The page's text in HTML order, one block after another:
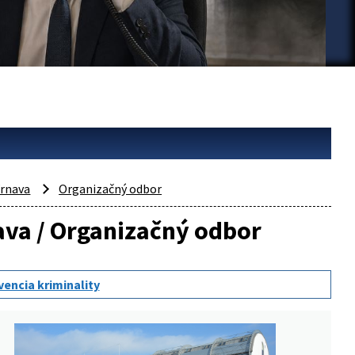
Organizačný odbor
/ Organizačný odbor
kriminality